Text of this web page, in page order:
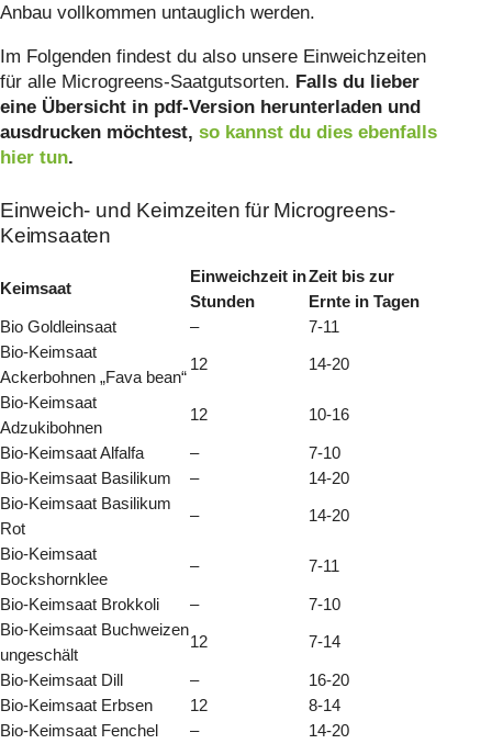
Anbau vollkommen untauglich werden.
Im Folgenden findest du also unsere Einweichzeiten
für alle Microgreens-Saatgutsorten. Falls du lieber
eine Übersicht in pdf-Version herunterladen und
ausdrucken möchtest, so kannst du dies ebenfalls
hier tun.
Einweich- und Keimzeiten für Microgreens-
Keimsaaten
Keimsaat
Einweichzeit in
Stunden
Zeit bis zur
Ernte in Tagen
Bio Goldleinsaat
–
7-11
Bio-Keimsaat
Ackerbohnen „Fava bean“
12 14-20
Bio-Keimsaat
Adzukibohnen
12 10-16
Bio-Keimsaat Alfalfa –
7-10
Bio-Keimsaat Basilikum
–
14-20
Bio-Keimsaat Basilikum
Rot
– 14-20
Bio-Keimsaat
Bockshornklee
– 7-11
Bio-Keimsaat Brokkoli –
7-10
Bio-Keimsaat Buchweizen
ungeschält
12 7-14
Bio-Keimsaat Dill –
16-20
Bio-Keimsaat Erbsen
12
8-14
Bio-Keimsaat Fenchel
–
14-20